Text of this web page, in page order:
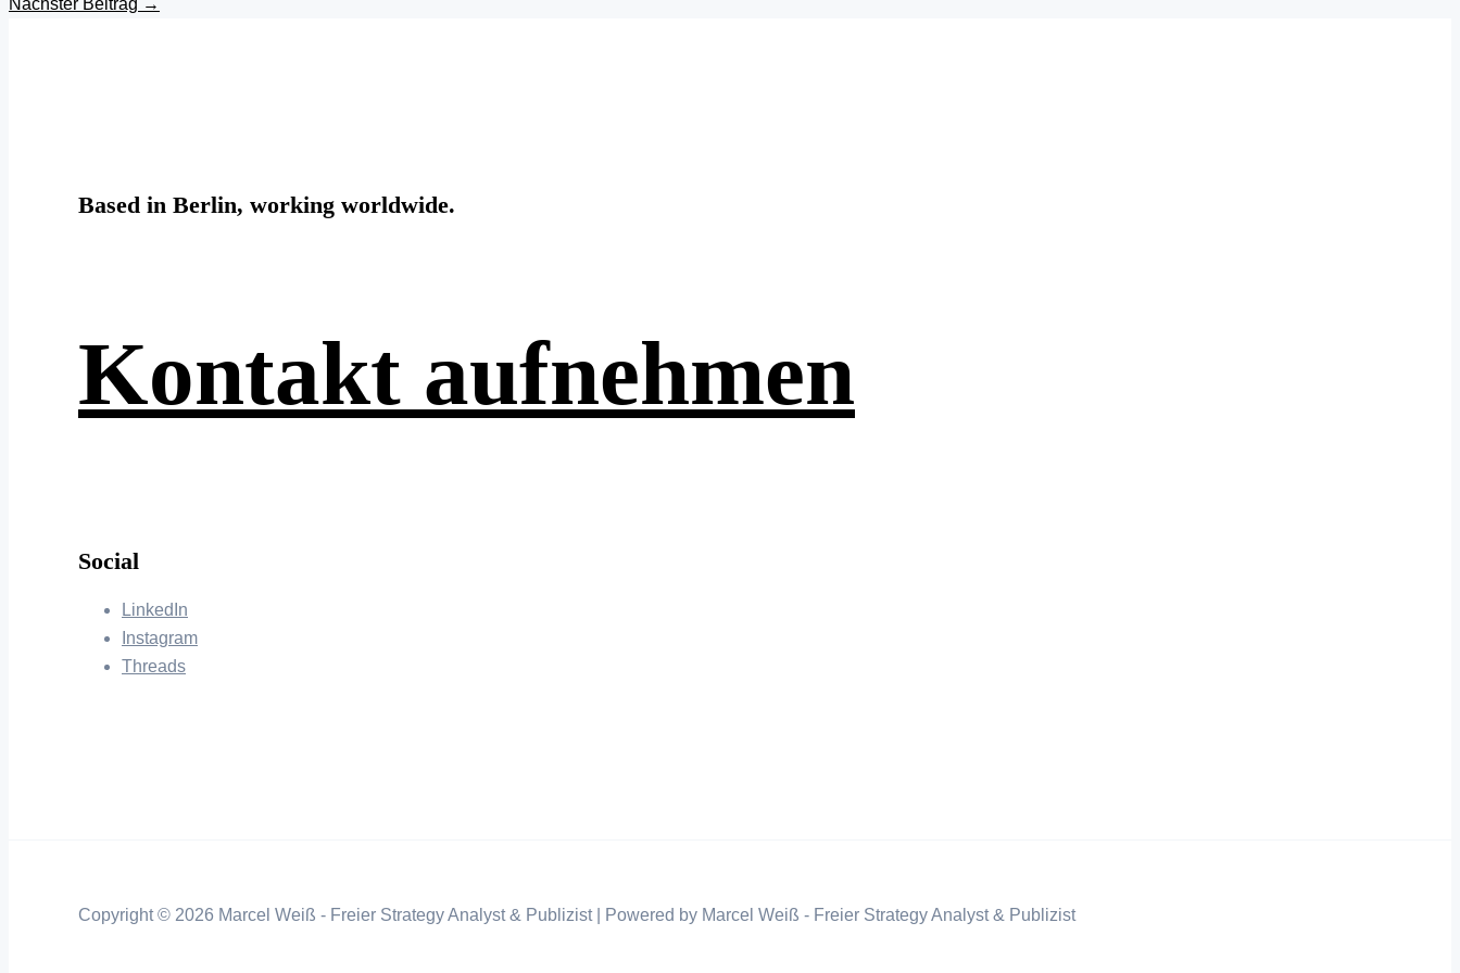
Based in Berlin, working worldwide.
Kontakt aufnehmen
Social
LinkedIn
Instagram
Threads
Copyright © 2026 Marcel Weiß - Freier Strategy Analyst & Publizist | Powered by Marcel Weiß - Freier Strategy Analyst & Publizist